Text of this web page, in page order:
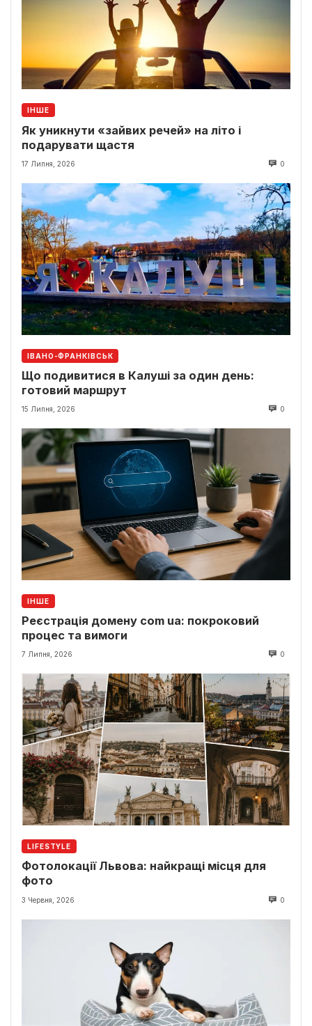
ІНШЕ
Як уникнути «зайвих речей» на літо і
подарувати щастя
17 Липня, 2026 0
ІВАНО-ФРАНКІВСЬК
Що подивитися в Калуші за один день:
готовий маршрут
15 Липня, 2026 0
ІНШЕ
Реєстрація домену com ua: покроковий
процес та вимоги
7 Липня, 2026 0
LIFESTYLE
Фотолокації Львова: найкращі місця для
фото
3 Червня, 2026 0